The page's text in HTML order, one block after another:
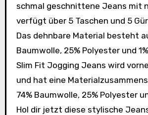
schmal geschnittene Jeans mit
verfügt über 5 Taschen und 5
Das dehnbare Material besteht
Baumwolle, 25% Polyester und
Slim Fit Jogging Jeans wird
und hat eine
74% Baumwolle, 25% Polyester
Hol dir jetzt diese stylische